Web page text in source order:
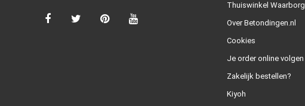
Thuiswinkel Waarborg
Over Betondingen.nl
Cookies
Je order online volgen
Zakelijk bestellen?
Kiyoh